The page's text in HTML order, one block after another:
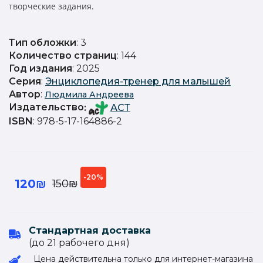
творческие задания.
Тип обложки: 3
Количество страниц: 144
Год издания: 2025
Серия: Энциклопедия-тренер для малышей
Автор: Людмила Андреева
Издательство:
АСТ
ISBN : 978-5-17-164886-2
120₪ 150₪
-20%
Стандартная доставка
(до 21 рабочего дня)
Цена действительна только для интернет-магазина